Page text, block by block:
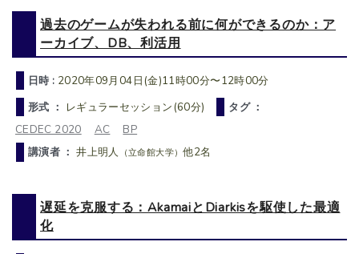
過去のゲームが失われる前に何ができるのか：ア
ーカイブ、DB、利活用
日時 : 2020年09月04日(金)11時00分〜12時00分
形式 ： レギュラーセッション(60分)
タグ ：
CEDEC 2020
AC
BP
講演者 ：井上明人 （立命館大学）他2名
遅延を克服する：AkamaiとDiarkisを駆使した最適
化